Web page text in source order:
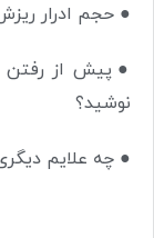
● حجم ادرار
● پیش از رفتن
نوشید؟
● چه علایم